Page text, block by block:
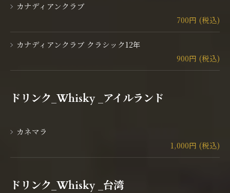
カナディアンクラブ
700円 (税込)
カナディアンクラブ クラシック12年
900円 (税込)
ドリンク_Whisky _アイルランド
カネマラ
1,000円 (税込)
ドリンク_Whisky _台湾